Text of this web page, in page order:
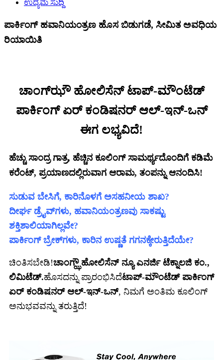
ಉದ್ಯಮ ಸುದ್ದಿ
ಪಾರ್ಕಿಂಗ್ ಹವಾನಿಯಂತ್ರಣ ಹೊಸ ಬಿಡುಗಡೆ, ಸೀಮಿತ ಅವಧಿಯ
ರಿಯಾಯಿತಿ
ಚಾಂಗ್‌ಝೌ ಹೋಲಿಸೆನ್ ಟಾಪ್-ಮೌಂಟೆಡ್
ಪಾರ್ಕಿಂಗ್ ಏರ್ ಕಂಡಿಷನರ್ ಆಲ್-ಇನ್-ಒನ್
ಈಗ ಲಭ್ಯವಿದೆ!
ಹೆಚ್ಚು ಸಾಂದ್ರ ಗಾತ್ರ, ಹೆಚ್ಚಿನ ಕೂಲಿಂಗ್ ಸಾಮರ್ಥ್ಯದೊಂದಿಗೆ ಕಡಿಮೆ
ಕರೆಂಟ್, ಪ್ರಯಾಣದಲ್ಲಿರುವಾಗ ಆರಾಮ, ತಂಪನ್ನು ಆನಂದಿಸಿ!
ಸುಡುವ ಬೇಸಿಗೆ, ಕಾರಿನೊಳಗೆ ಅಸಹನೀಯ ಶಾಖ?
ದೀರ್ಘ ಡ್ರೈವ್‌ಗಳು, ಹವಾನಿಯಂತ್ರಣವು ಸಾಕಷ್ಟು
ಶಕ್ತಿಶಾಲಿಯಾಗಿಲ್ಲವೇ?
ಪಾರ್ಕಿಂಗ್ ಬ್ರೇಕ್‌ಗಳು, ಕಾರಿನ ಉಷ್ಣತೆ ಗಗನಕ್ಕೇರುತ್ತಿದೆಯೇ?
ಚಿಂತಿಸಬೇಡಿ!ಚಾಂಗ್ಝೌ ಹೋಲಿಸೆನ್ ನ್ಯೂ ಎನರ್ಜಿ ಟೆಕ್ನಾಲಜಿ ಕಂ.,
ಲಿಮಿಟೆಡ್.ಹೊಸದನ್ನು ಪ್ರಾರಂಭಿಸಿದೆಟಾಪ್-ಮೌಂಟೆಡ್ ಪಾರ್ಕಿಂಗ್
ಏರ್ ಕಂಡಿಷನರ್ ಆಲ್-ಇನ್-ಒನ್, ನಿಮಗೆ ಅಂತಿಮ ಕೂಲಿಂಗ್
ಅನುಭವವನ್ನು ತರುತ್ತಿದೆ!